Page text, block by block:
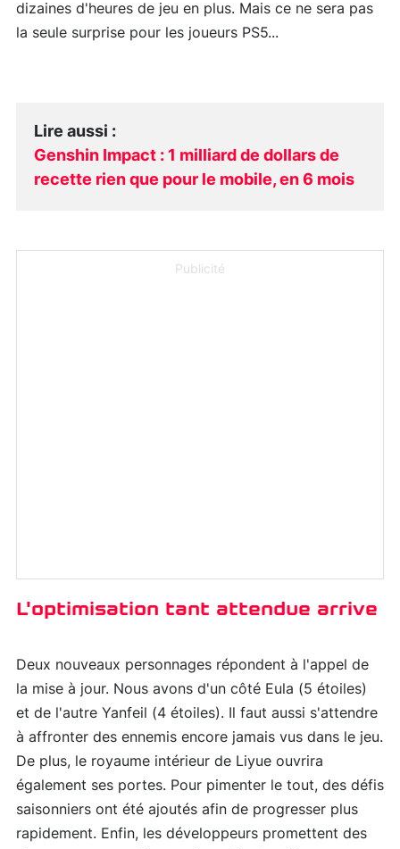
dizaines d'heures de jeu en plus. Mais ce ne sera pas
la seule surprise pour les joueurs PS5...
Lire aussi :
Genshin Impact : 1 milliard de dollars de
recette rien que pour le mobile, en 6 mois
Publicité
L'optimisation tant attendue arrive
Deux nouveaux personnages répondent à l'appel de
la mise à jour. Nous avons d'un côté Eula (5 étoiles)
et de l'autre Yanfeil (4 étoiles). Il faut aussi s'attendre
à affronter des ennemis encore jamais vus dans le jeu.
De plus, le royaume intérieur de Liyue ouvrira
également ses portes. Pour pimenter le tout, des défis
saisonniers ont été ajoutés afin de progresser plus
rapidement. Enfin, les développeurs promettent des